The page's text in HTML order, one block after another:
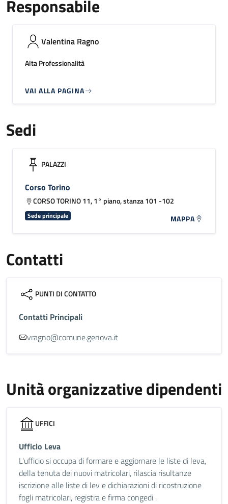
Responsabile
Valentina Ragno
Alta Professionalità
VAI ALLA PAGINA
Sedi
PALAZZI
Corso Torino
CORSO TORINO 11, 1° piano, stanza 101 -102
Sede principale MAPPA
Contatti
PUNTI DI CONTATTO
Contatti Principali
vragno@comune.genova.it
Unità organizzative dipendenti
UFFICI
Ufficio Leva
L'ufficio si occupa di formare e aggiornare le liste di leva,
della tenuta dei nuovi matricolari, rilascia risultanze
iscrizione alle liste di lev e dichiarazioni di ricostruzione
fogli matricolari, registra e firma congedi .